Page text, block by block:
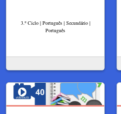
3.º Ciclo | Português | Secundário |
Português